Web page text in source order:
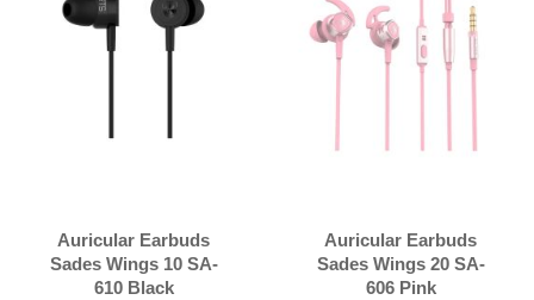
Auricular Earbuds
Sades Wings 10 SA-
610 Black
Auricular Earbuds
Sades Wings 20 SA-
606 Pink